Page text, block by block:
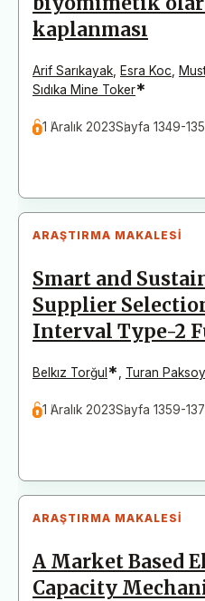
kaplanması
Arif Sarıkayak Esra Koc
Sıdıka Mine Toker*
1 Aralık 2023Sayfa 1349-
ARAŞTIRMA MAKALESI
Smart and
Supplier
Interval Type-2
Belkız Torğul * Turan Paksoy
1 Aralık 2023Sayfa 1359-
ARAŞTIRMA MAKALESI
A Market Based
Capacity